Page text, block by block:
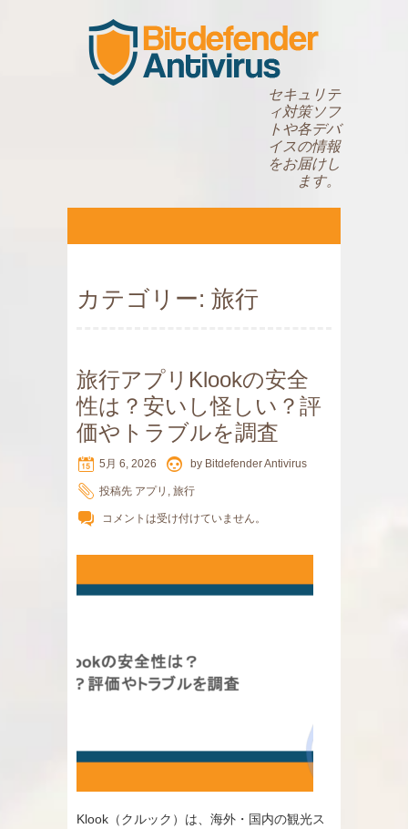
セキュリテ
ィ対策ソフ
トや各デバ
イスの情報
をお届けし
ます。
カテゴリー: 旅行
旅行アプリKlookの安全
性は？安いし怪しい？評
価やトラブルを調査
5月 6, 2026 by Bitdefender Antivirus
投稿先 アプリ , 旅行
コメントは受け付けていません。
Klook（クルック）は、海外・国内の観光ス